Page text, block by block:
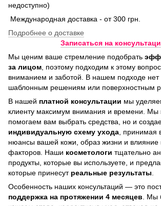
недоступно)
Международная доставка - от 300 грн.
Подробнее о доставке
Записаться на
Мы ценим ваше стремление подобрать
за лицом , поэтому подходим к этому
вниманием и заботой. В нашем подходе нет
шаблонным решениям или поверхностным
В нашей платной консультации мы
клиенту максимум внимания и времени. Мы
помогаем вам выбрать средства, но и
индивидуальную схему ухода , принимая
нюансы вашей кожи, образ жизни и влияние
факторов. Наши косметологи тщательно
продукты, которые вы используете, и
которые принесут реальные результаты
Особенность наших консультаций — это
поддержка на протяжении 4 месяцев . Мы